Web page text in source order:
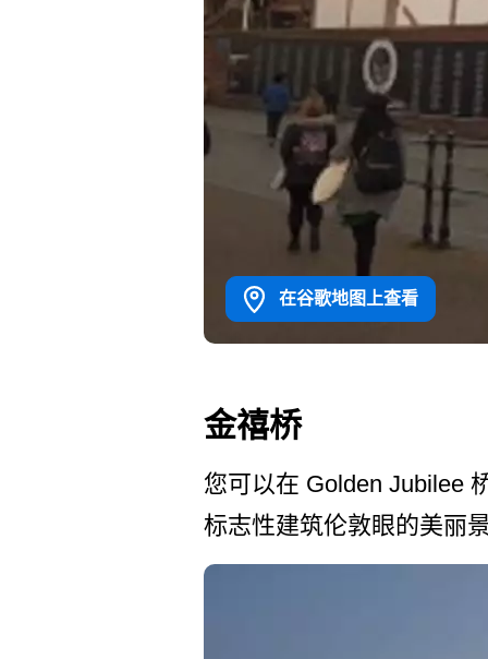
在谷歌地图上查看
金禧桥
您可以在 Golden Jubilee
标志性建筑伦敦眼的美丽